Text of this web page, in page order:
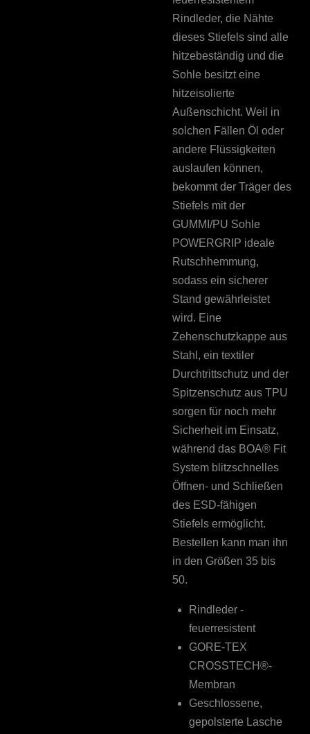
Rindleder, die Nähte
dieses Stiefels sind alle
hitzebeständig und die
Sohle besitzt eine
hitzeisolierte
Außenschicht. Weil in
solchen Fällen Öl oder
andere Flüssigkeiten
auslaufen können,
bekommt der Träger des
Stiefels mit der
GUMMI/PU Sohle
POWERGRIP ideale
Rutschhemmung,
sodass ein sicherer
Stand gewährleistet
wird. Eine
Zehenschutzkappe aus
Stahl, ein textiler
Durchtrittschutz und der
Spitzenschutz aus TPU
sorgen für noch mehr
Sicherheit im Einsatz,
während das BOA® Fit
System blitzschnelles
Öffnen- und Schließen
des ESD-fähigen
Stiefels ermöglicht.
Bestellen kann man ihn
in den Größen 35 bis
50.
Rindleder -
feuerresistent
GORE-TEX
CROSSTECH®-
Membran
Geschlossene,
gepolsterte Lasche